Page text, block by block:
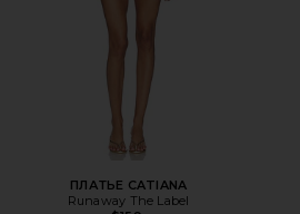
ПЛАТЬЕ CATIANA
Runaway The Label